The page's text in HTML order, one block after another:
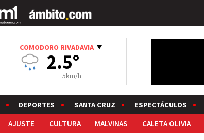
COMODORO RIVADAVIA
2.5°
5km/h
DEPORTES SANTA CRUZ ESPECTÁCULOS
AJUSTE CULTURA MALVINAS CALETA OLIVIA